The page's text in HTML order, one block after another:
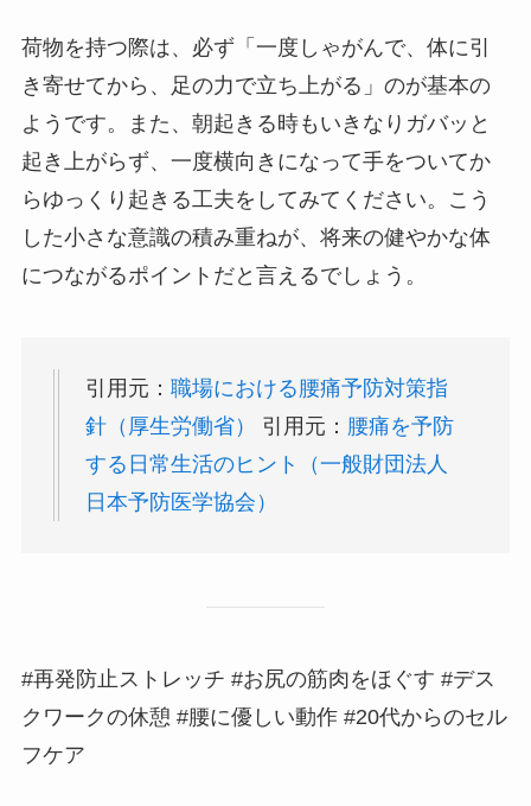
荷物を持つ際は、必ず「一度しゃがんで、体に引
き寄せてから、足の力で立ち上がる」のが基本の
ようです。また、朝起きる時もいきなりガバッと
起き上がらず、一度横向きになって手をついてか
らゆっくり起きる工夫をしてみてください。こう
した小さな意識の積み重ねが、将来の健やかな体
につながるポイントだと言えるでしょう。
引用元： 職場における腰痛予防対策指
針（厚生労働省）
引用元： 腰痛を予防
する日常生活のヒント（一般財団法人
日本予防医学協会）
#再発防止ストレッチ #お尻の筋肉をほぐす #デス
クワークの休憩 #腰に優しい動作 #20代からのセル
フケア